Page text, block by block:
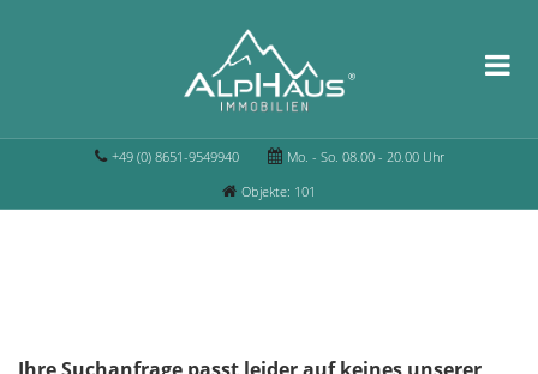
+49 (0) 8651-9549940
Mo. - So. 08.00 - 20.00 Uhr
Objekte: 101